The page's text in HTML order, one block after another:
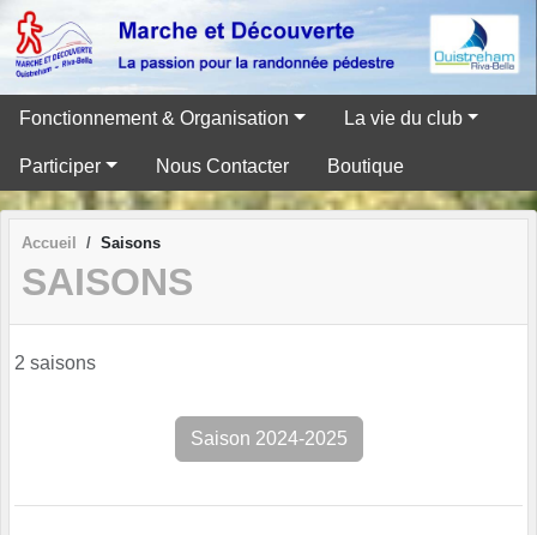
Fonctionnement & Organisation La vie du club
Participer Nous Contacter Boutique
Accueil Saisons
SAISONS
2 saisons
Saison 2024-2025
Panneau de gestion des cookies